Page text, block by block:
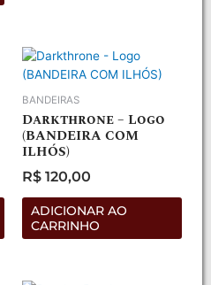
BANDEIRAS
Darkthrone – Logo
(BANDEIRA COM
ILHÓS)
Avaliação
0
R$ 120,00
ADICIONAR AO
CARRINHO